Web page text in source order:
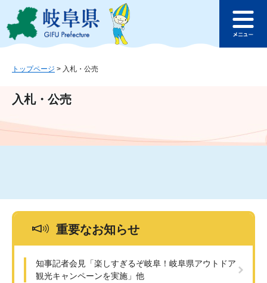
ジ
ュ
文
このページの本文へ
ュ
トップページ > 入札・公売
入札・公売
重要なお知らせ
知事記者会見「楽しすぎるぞ岐阜！岐阜県アウトドア
観光キャンペーンを実施」他